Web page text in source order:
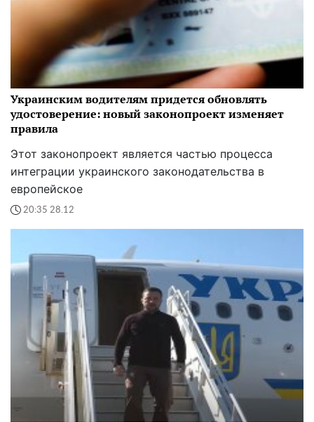
Украинским водителям придется обновлять
удостоверение: новый законопроект изменяет
правила
Этот законопроект является частью процесса
интеграции украинского законодательства в
европейское
20:35 28.12